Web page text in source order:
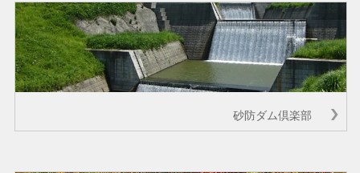
砂防ダム倶楽部